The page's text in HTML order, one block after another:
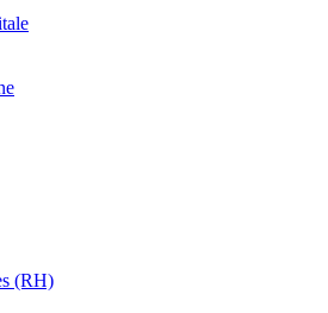
(RH)